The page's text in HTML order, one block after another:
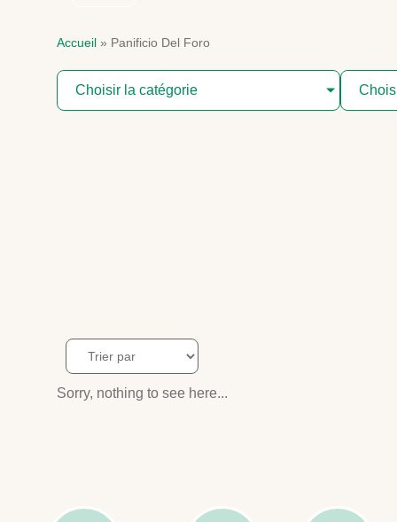
Accueil » Panificio Del Foro
Choisir la catégorie
Sorry, nothing to see here...